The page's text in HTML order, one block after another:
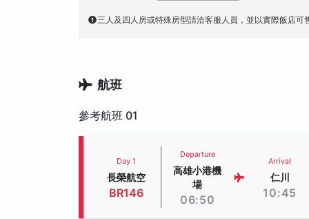
三人及四人房或特殊房型請洽客服人員，並以實際飯店可
航班
參考航班 01
Day 1
長榮航空
BR146
Departure
高雄小港機
場
06:50
Arrival
仁川
10:45